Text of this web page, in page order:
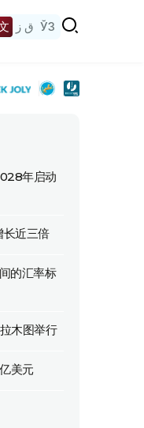
ق ز ЎЗ
年启动
长近三倍
的汇率标
木图举行
美元